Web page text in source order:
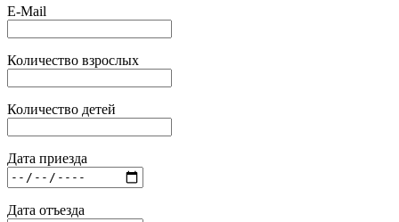
E-Mail
Количество взрослых
Количество детей
Дата приезда
Дата отъезда